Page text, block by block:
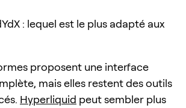
: lequel est le plus adapté aux
proposent une interface
mais elles restent des outils
Hyperliquid peut sembler plus